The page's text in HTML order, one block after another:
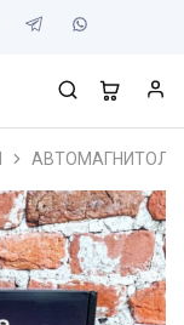
АВТОМАГНИТОЛЫ